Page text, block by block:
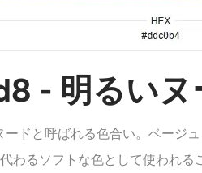
- 明るいヌ
ドと呼ばれる色合い。ベージ
わるソフトな色として使われ